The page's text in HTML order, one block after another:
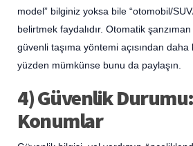
model” bilginiz yoksa bile “otomobil/
belirtmek faydalıdır. Otomatik
güvenli taşıma yöntemi açısından
yüzden mümkünse bunu da paylaşın.
4) Güvenlik
Konumlar